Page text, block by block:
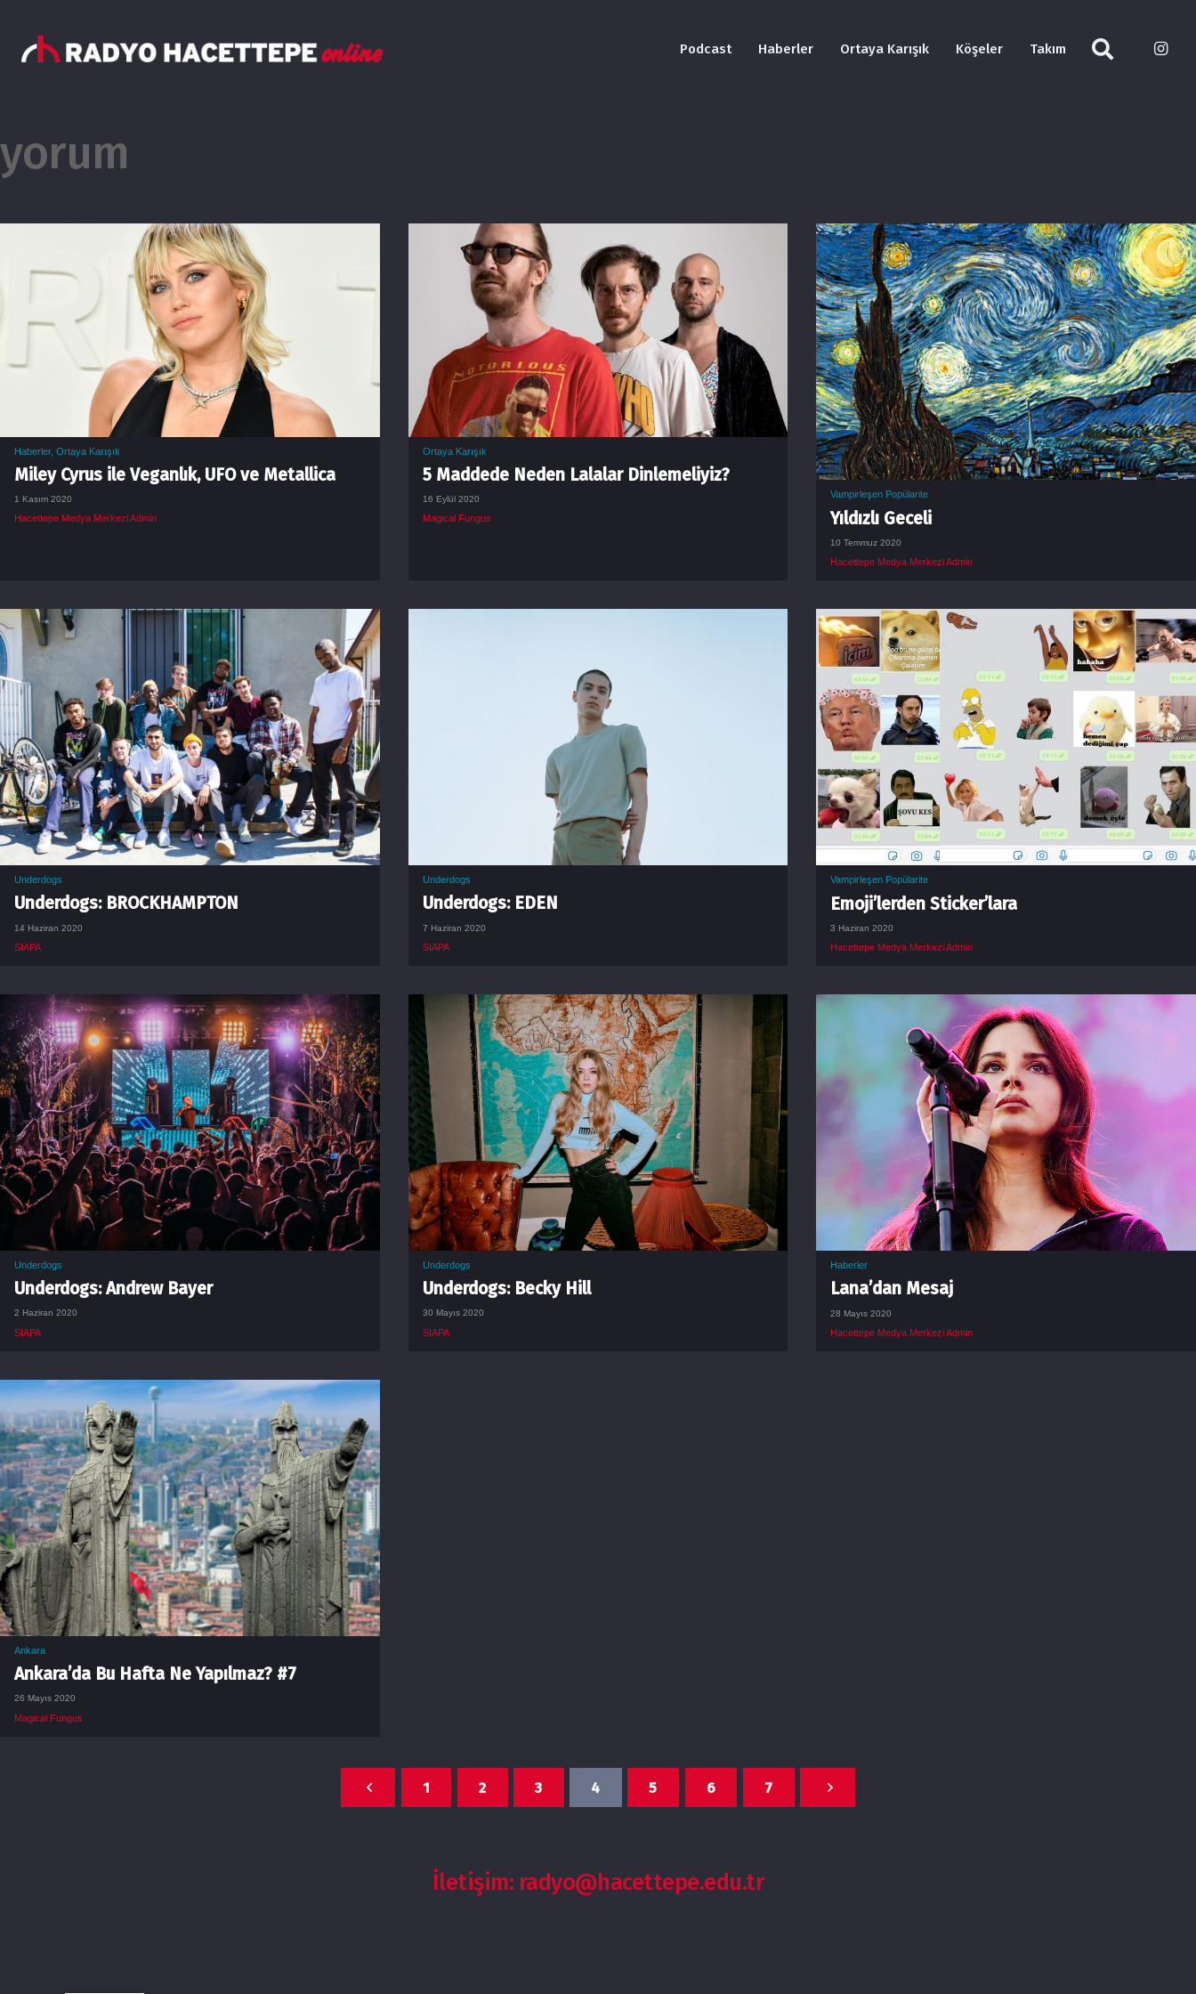
Podcast Haberler Ortaya Karışık Köşeler Takım
yorum
Haberler, Ortaya Karışık
Miley Cyrus ile Veganlık, UFO ve Metallica
1 Kasım 2020
Hacettepe Medya Merkezi Admin
Ortaya Karışık
5 Maddede Neden Lalalar Dinlemeliyiz?
16 Eylül 2020
Magical Fungus
Vampirleşen Popülarite
Yıldızlı Geceli
10 Temmuz 2020
Hacettepe Medya Merkezi Admin
Underdogs
Underdogs: BROCKHAMPTON
14 Haziran 2020
SIAPA
Underdogs
Underdogs: EDEN
7 Haziran 2020
SIAPA
Vampirleşen Popülarite
Emoji’lerden Sticker’lara
3 Haziran 2020
Hacettepe Medya Merkezi Admin
Underdogs
Underdogs: Andrew Bayer
2 Haziran 2020
SIAPA
Underdogs
Underdogs: Becky Hill
30 Mayıs 2020
SIAPA
Haberler
Lana’dan Mesaj
28 Mayıs 2020
Hacettepe Medya Merkezi Admin
Ankara
Ankara’da Bu Hafta Ne Yapılmaz? #7
26 Mayıs 2020
Magical Fungus
1 2 3 4 5 6 7
İletişim: radyo@hacettepe.edu.tr